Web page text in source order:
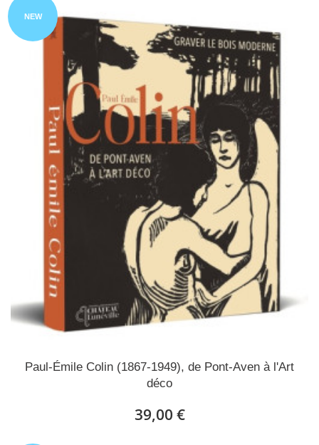
NEW
Paul-Émile Colin (1867-1949), de Pont-Aven à l'Art
déco
39,00 €